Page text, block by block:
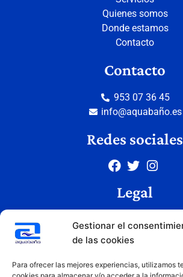
Gestionar el
de las cookies
Para ofrecer las mejores experiencias, utilizamos
Quienes somos
Donde estamos
Contacto
Contacto
953 07 36 45
info@aquabaño.es
Redes sociales
Legal
Política de privacidad
Condiciones de uso